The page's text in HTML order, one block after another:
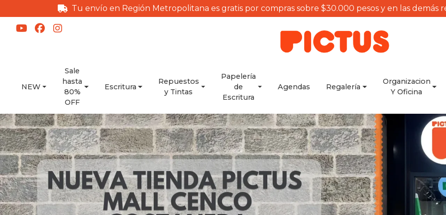
Tu envío en Región Metropolitana es gratis por compras sobre $30.000 pesos y en las demás
NEW
Sale
hasta
80%
OFF
Escritura
Repuestos
y Tintas
Papelería
de
Escritura
Agendas Regalería
Organizacion
Y Oficina